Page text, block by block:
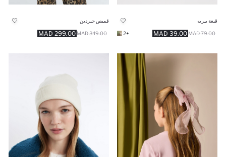
قبعة بيريه
39.00 MAD 79.00 MAD
+2
قميص جبردين
299.00 MAD 349.00 MAD